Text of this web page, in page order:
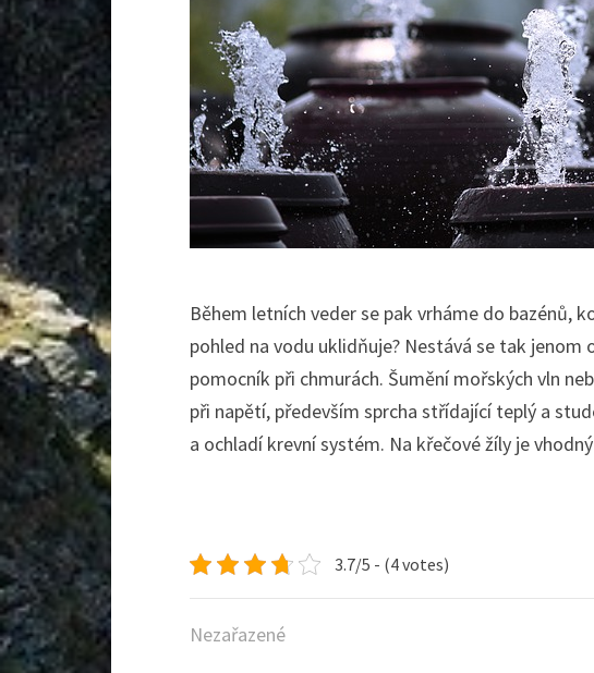
Během letních veder se pak vrháme do bazénů,
pohled na vodu uklidňuje? Nestává se tak
pomocník při chmurách. Šumění mořských vln
při napětí, především sprcha střídající teplý a
a ochladí krevní systém. Na křečové žíly je
3.7/5 - (4 votes)
Nezařazené